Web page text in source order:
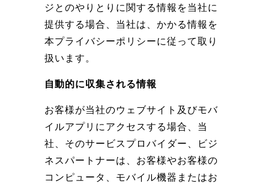
ジとのやりとりに関する情報を当社に
提供する場合、当社は、かかる情報を
本プライバシーポリシーに従って取り
扱います。
自動的に収集される情報
お客様が当社のウェブサイト及びモバ
イルアプリにアクセスする場合、当
社、そのサービスプロバイダー、ビジ
ネスパートナーは、お客様やお客様の
コンピュータ、モバイル機器またはお